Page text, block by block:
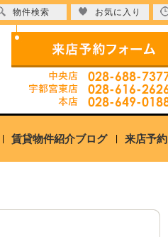
賃貸物件紹介ブログ 来店予約
物件検索 お気に入り